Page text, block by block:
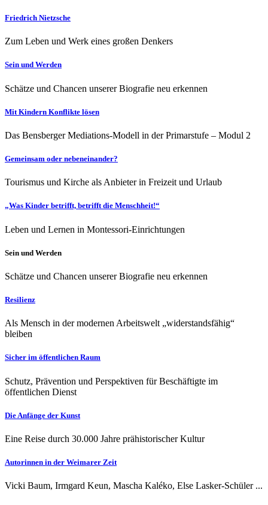
Friedrich Nietzsche
Zum Leben und Werk eines großen Denkers
Sein und Werden
Schätze und Chancen unserer Biografie neu erkennen
Mit Kindern Konflikte lösen
Das Bensberger Mediations-Modell in der Primarstufe – Modul 2
Gemeinsam oder nebeneinander?
Tourismus und Kirche als Anbieter in Freizeit und Urlaub
„Was Kinder betrifft, betrifft die Menschheit!“
Leben und Lernen in Montessori-Einrichtungen
Sein und Werden
Schätze und Chancen unserer Biografie neu erkennen
Resilienz
Als Mensch in der modernen Arbeitswelt „widerstandsfähig“
bleiben
Sicher im öffentlichen Raum
Schutz, Prävention und Perspektiven für Beschäftigte im
öffentlichen Dienst
Die Anfänge der Kunst
Eine Reise durch 30.000 Jahre prähistorischer Kultur
Autorinnen in der Weimarer Zeit
Vicki Baum, Irmgard Keun, Mascha Kaléko, Else Lasker-Schüler ...